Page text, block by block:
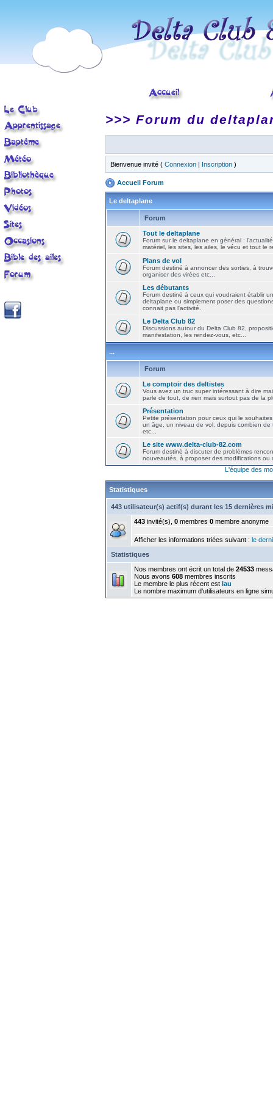
>>> Forum du
Bienvenue invité ( Connexion | Inscription )
Accueil Forum
Le deltaplane
Forum
Tout le deltaplane
Forum sur le deltaplane en général :
matériel, les sites, les ailes, le vécu et tout le
Plans de vol
Forum destiné à annoncer des sorties, à
organiser des virées etc...
Les débutants
Forum destiné à ceux qui voudraient établir
deltaplane ou simplement poser des
connait pas l'activité.
Le Delta Club 82
Discussions autour du Delta Club 82,
manifestation, les rendez-vous, etc...
...
Forum
Le comptoir des deltistes
Vous avez un truc super intéressant à dire
parle de tout, de rien mais surtout pas de la
Présentation
Petite présentation pour ceux qui le
un âge, un niveau de vol, depuis combien de
etc...
Le site www.delta-club-82.com
Forum destiné à discuter de problèmes
nouveautés, à proposer des modifications ou
L'équipe des
Statistiques
443 utilisateur(s) actif(s) durant les 15 dernières
443 invité(s), 0 membres 0 membre anonyme
Afficher les informations triées suivant : le
Statistiques
Nos membres ont écrit un total de 24533
Nous avons 608 membres inscrits
Le membre le plus récent est lau
Le nombre maximum d'utilisateurs en ligne